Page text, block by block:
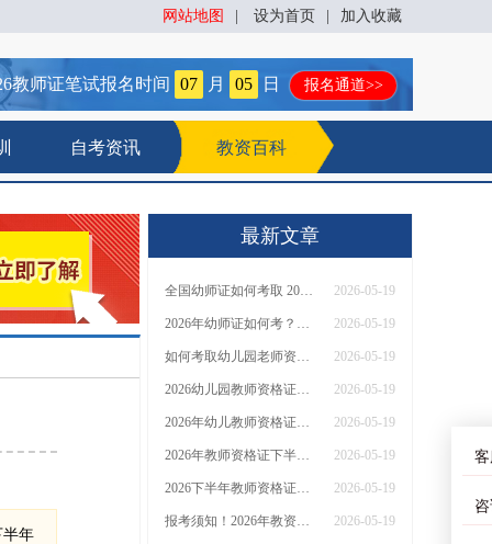
网站地图 设为首页 加入收藏
教师证笔试报名时间 07 月 05 日 报名通道>>
自考资讯 教资百科
半年
最新文章
全国幼师证如何考取 2026全报考新规是什么？ 2026-05-19
2026年幼师证如何考？要满足什么要求 2026-05-19
如何考取幼儿园老师资格证2026（附新生报考指南） 2026-05-19
2026幼儿园教师资格证如何考取 能花钱买吗？ 2026-05-19
2026年幼儿教师资格证如何考取 详细报考流程 2026-05-19
2026年教师资格证下半年报名入口是哪一个 几号报名 2026-05-19
2026下半年教师资格证报名时间是几月 附报考条件！ 2026-05-19
报考须知！2026年教资下半年报名时间定在7月4日 2026-05-19